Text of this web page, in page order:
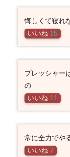
悔しくて寝れ
いいね 15
プレッシャー
の
いいね 11
常に全力でや
いいね 7